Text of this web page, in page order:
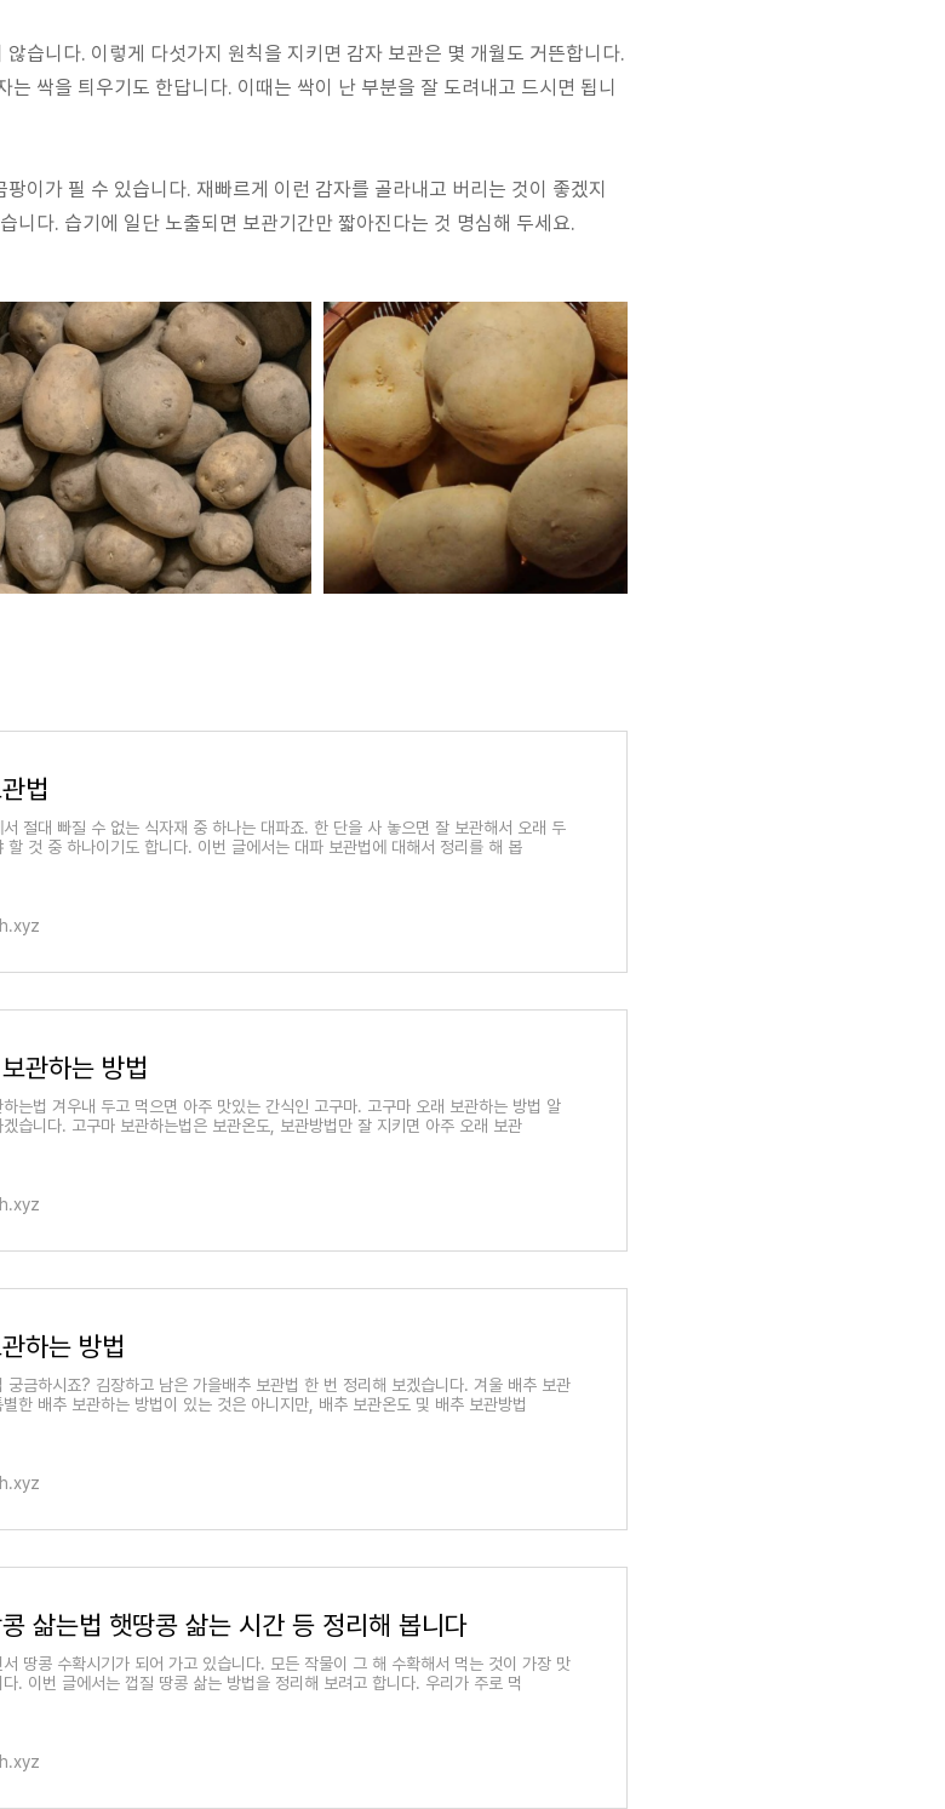
습니다. 이렇게 다섯가지 원칙을 지키면 감자 보관은 몇 개월도 거뜬합니다.
싹을 틔우기도 한답니다. 이때는 싹이 난 부분을 잘 도려내고 드시면 됩니
이가 필 수 있습니다. 재빠르게 이런 감자를 골라내고 버리는 것이 좋겠지
니다. 습기에 일단 노출되면 보관기간만 짧아진다는 것 명심해 두세요.
법
서 절대 빠질 수 없는 식자재 중 하나는 대파죠. 한 단을 사 놓으면 잘 보관해서 오래 두
할 것 중 하나이기도 합니다. 이번 글에서는 대파 보관법에 대해서 정리를 해 봅
관하는 방법
하는법 겨우내 두고 먹으면 아주 맛있는 간식인 고구마. 고구마 오래 보관하는 방법 알
겠습니다. 고구마 보관하는법은 보관온도, 보관방법만 잘 지키면 아주 오래 보관
하는 방법
궁금하시죠? 김장하고 남은 가을배추 보관법 한 번 정리해 보겠습니다. 겨울 배추 보관
별한 배추 보관하는 방법이 있는 것은 아니지만, 배추 보관온도 및 배추 보관방법
삶는법 햇땅콩 삶는 시간 등 정리해 봅니다
서 땅콩 수확시기가 되어 가고 있습니다. 모든 작물이 그 해 수확해서 먹는 것이 가장 맛
다. 이번 글에서는 껍질 땅콩 삶는 방법을 정리해 보려고 합니다. 우리가 주로 먹